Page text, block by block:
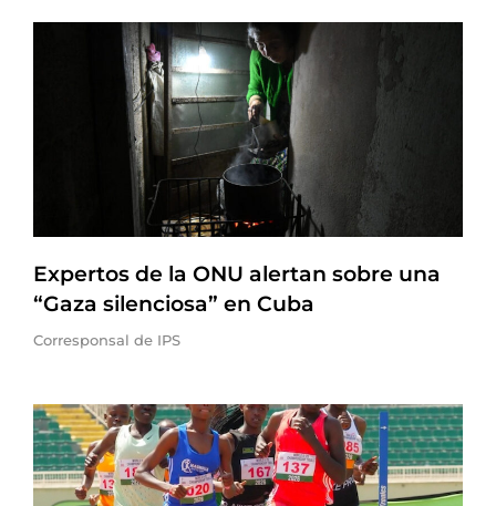
Expertos de la ONU alertan sobre una
“Gaza silenciosa” en Cuba
Corresponsal de IPS